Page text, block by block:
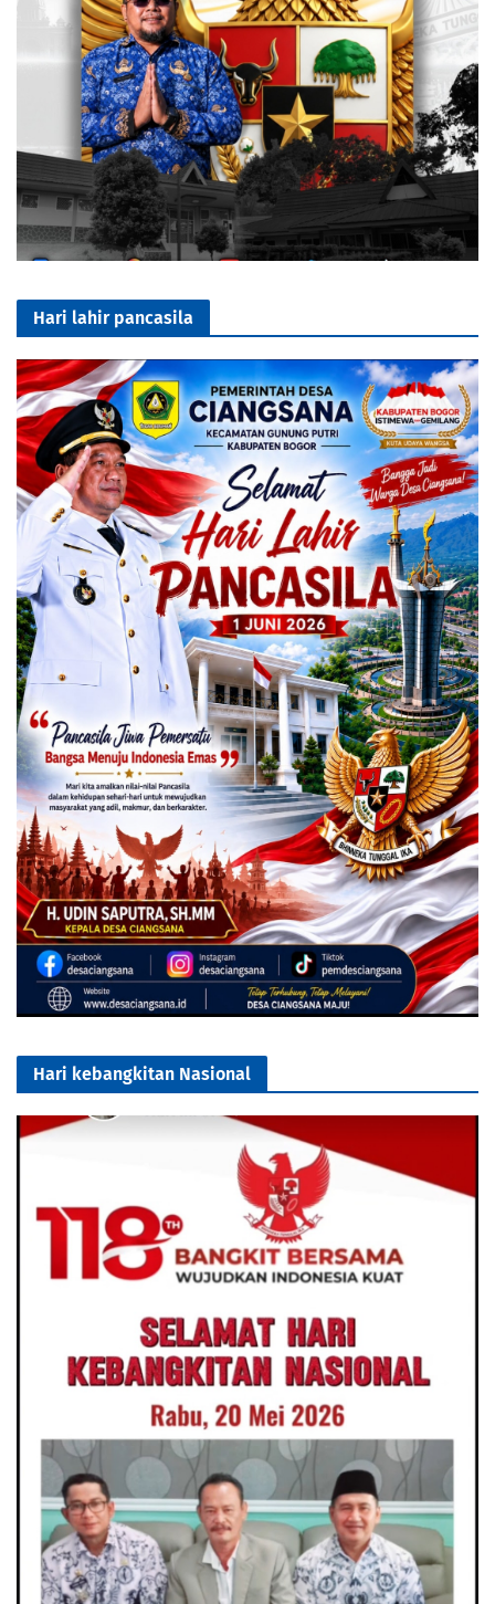
Hari lahir pancasila
Hari kebangkitan Nasional